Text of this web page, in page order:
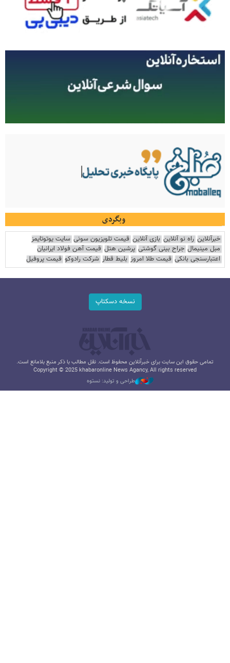
وبگردی
خبرآنلاین راه نو آنلاین بازی آنلاین قیمت تلویزیون سونی سایت یوتوتایمز
مبل مینیمال جراح بینی گوشتی پرشین هتل قیمت آهن فولاد ایرانیان
اعتبارسنجی بانکی قیمت طلا امروز بلیط قطار شرکت رادوکو قیمت پروفیل
نسخه دسکتاپ
تمامی حقوق این سایت برای خبرآنلاین محفوظ است. نقل مطالب با ذکر منبع بلامانع است.
Copyright © 2025 khabaronline News Agancy, All rights reserved
طراحی و تولید: نستوه